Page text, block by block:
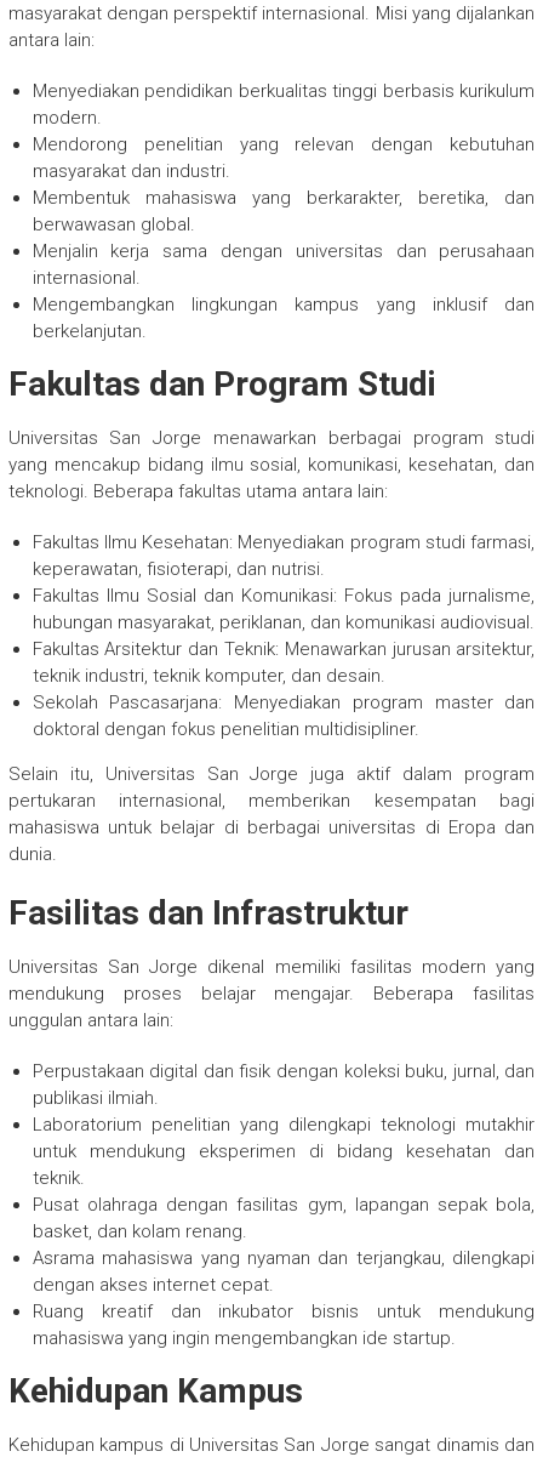
masyarakat dengan perspektif internasional. Misi yang dijalankan
antara lain:
Menyediakan pendidikan berkualitas tinggi berbasis kurikulum
modern.
Mendorong penelitian yang relevan dengan kebutuhan
masyarakat dan industri.
Membentuk mahasiswa yang berkarakter, beretika, dan
berwawasan global.
Menjalin kerja sama dengan universitas dan perusahaan
internasional.
Mengembangkan lingkungan kampus yang inklusif dan
berkelanjutan.
Fakultas dan Program Studi
Universitas San Jorge menawarkan berbagai program studi
yang mencakup bidang ilmu sosial, komunikasi, kesehatan, dan
teknologi. Beberapa fakultas utama antara lain:
Fakultas Ilmu Kesehatan: Menyediakan program studi farmasi,
keperawatan, fisioterapi, dan nutrisi.
Fakultas Ilmu Sosial dan Komunikasi: Fokus pada jurnalisme,
hubungan masyarakat, periklanan, dan komunikasi audiovisual.
Fakultas Arsitektur dan Teknik: Menawarkan jurusan arsitektur,
teknik industri, teknik komputer, dan desain.
Sekolah Pascasarjana: Menyediakan program master dan
doktoral dengan fokus penelitian multidisipliner.
Selain itu, Universitas San Jorge juga aktif dalam program
pertukaran internasional, memberikan kesempatan bagi
mahasiswa untuk belajar di berbagai universitas di Eropa dan
dunia.
Fasilitas dan Infrastruktur
Universitas San Jorge dikenal memiliki fasilitas modern yang
mendukung proses belajar mengajar. Beberapa fasilitas
unggulan antara lain:
Perpustakaan digital dan fisik dengan koleksi buku, jurnal, dan
publikasi ilmiah.
Laboratorium penelitian yang dilengkapi teknologi mutakhir
untuk mendukung eksperimen di bidang kesehatan dan
teknik.
Pusat olahraga dengan fasilitas gym, lapangan sepak bola,
basket, dan kolam renang.
Asrama mahasiswa yang nyaman dan terjangkau, dilengkapi
dengan akses internet cepat.
Ruang kreatif dan inkubator bisnis untuk mendukung
mahasiswa yang ingin mengembangkan ide startup.
Kehidupan Kampus
Kehidupan kampus di Universitas San Jorge sangat dinamis dan